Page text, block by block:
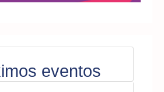
eventos